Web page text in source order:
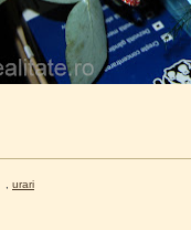
, urari